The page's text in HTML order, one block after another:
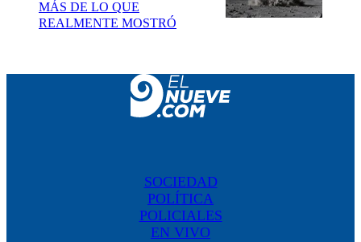
MÁS DE LO QUE
REALMENTE MOSTRÓ
SOCIEDAD
POLÍTICA
POLICIALES
EN VIVO